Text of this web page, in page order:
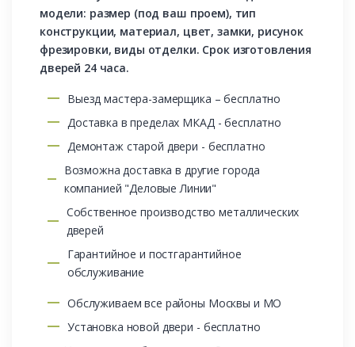
модели: размер (под ваш проем), тип
конструкции, материал, цвет, замки, рисунок
фрезировки, виды отделки. Срок изготовления
дверей 24 часа.
Выезд мастера-замерщика – бесплатно
Доставка в пределах МКАД - бесплатно
Демонтаж старой двери - бесплатно
Возможна доставка в другие города
компанией "Деловые Линии"
Собственное производство металлических
дверей
Гарантийное и постгарантийное
обслуживание
Обслуживаем все районы Москвы и МО
Установка новой двери - бесплатно